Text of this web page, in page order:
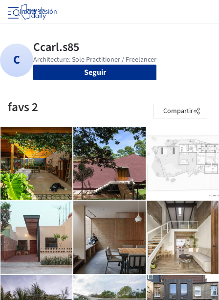
Iniciar sesión
Seguir
favs 2 Compartir